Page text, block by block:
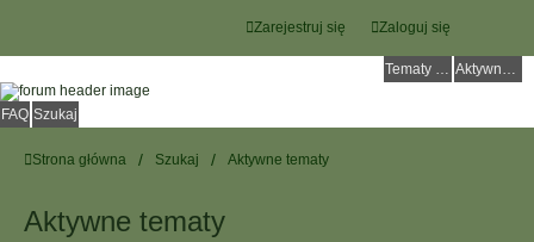
Zaloguj się
Zarejestruj się
Tematy bez odpowiedzi Aktywne tematy
FAQ Szukaj
Strona główna Szukaj Aktywne tematy
Aktywne tematy